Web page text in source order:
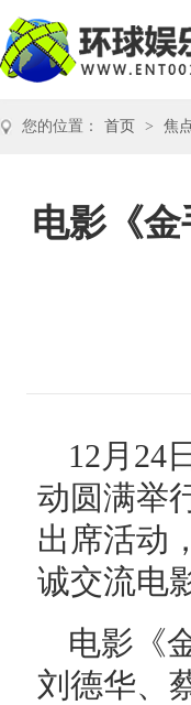
您的位置： 首页 > 焦
电影《
12月24
动圆满举
出席活动
诚交流电
电影《
刘德华、